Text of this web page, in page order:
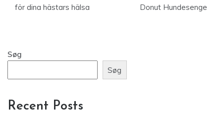
för dina hästars hälsa
Donut Hundesenge
Søg
Søg
Recent Posts